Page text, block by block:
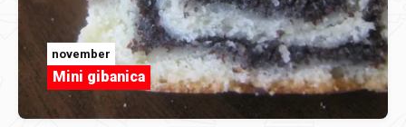
november
Mini gibanica